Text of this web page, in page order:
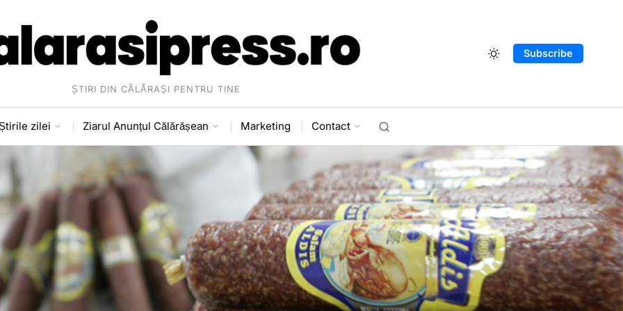
ȘTIRI DIN CĂLĂRAȘI PENTRU TINE
Subscribe
zilei Ziarul Anunțul Călărășean Marketing Contact